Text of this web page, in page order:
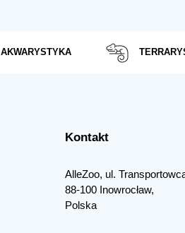
AKWARYSTYKA
Kontakt
AlleZoo, ul.
88-100 Inowrocław,
Polska